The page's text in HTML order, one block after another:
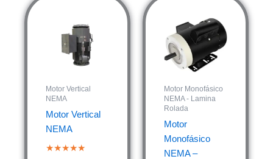
Motor Vertical
NEMA
Motor Vertical
NEMA
★★★★★
Motor Monofásico
NEMA - Lamina
Rolada
Motor
Monofásico
NEMA –